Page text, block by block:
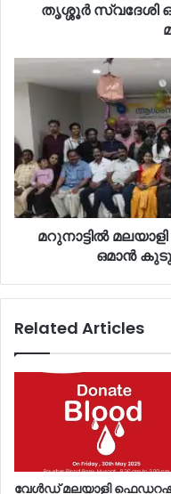
തൃശ്ശൂർ സ്വദേശി
മറുനാട്ടിൽ
ഒമാൻ
Related Articles
വേൾഡ് മലയാളി